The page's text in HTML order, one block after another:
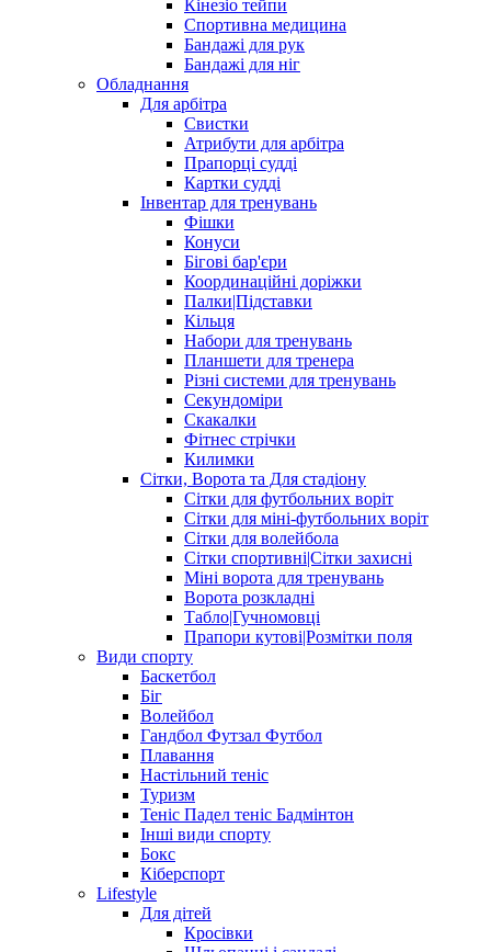
Кінезіо тейпи
Спортивна медицина
Бандажі для рук
Бандажі для ніг
Обладнання
Для арбітра
Свистки
Атрибути для арбітра
Прапорці судді
Картки судді
Інвентар для тренувань
Фішки
Конуси
Бігові бар'єри
Координаційні доріжки
Палки|Підставки
Кільця
Набори для тренувань
Планшети для тренера
Різні системи для тренувань
Секундоміри
Скакалки
Фітнес стрічки
Килимки
Сітки, Ворота та Для стадіону
Сітки для футбольних воріт
Сітки для міні-футбольних воріт
Сітки для волейбола
Сітки спортивні|Cітки захисні
Міні ворота для тренувань
Ворота розкладні
Табло|Гучномовці
Прапори кутові|Розмітки поля
Види спорту
Баскетбол
Біг
Волейбол
Гандбол Футзал Футбол
Плавання
Настільний теніс
Туризм
Теніс Падел теніс Бадмінтон
Інші види спорту
Бокс
Кіберспорт
Lifestyle
Для дітей
Кросівки